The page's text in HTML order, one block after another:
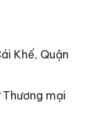
Khế, Quận
Thương mại